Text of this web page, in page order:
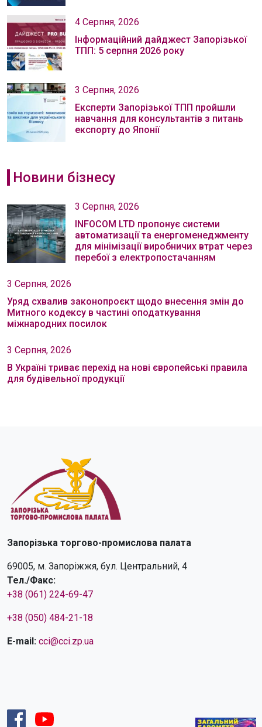
4 Серпня, 2026
Інформаційний дайджест Запорізької
ТПП: 5 серпня 2026 року
3 Серпня, 2026
Експерти Запорізької ТПП пройшли
навчання для консультантів з питань
експорту до Японії
Новини бізнесу
3 Серпня, 2026
INFOCOM LTD пропонує системи
автоматизації та енергоменеджменту
для мінімізації виробничих втрат через
перебої з електропостачанням
3 Серпня, 2026
Уряд схвалив законопроєкт щодо внесення змін до
Митного кодексу в частині оподаткування
міжнародних посилок
3 Серпня, 2026
В Україні триває перехід на нові європейські правила
для будівельної продукції
Запорізька торгово-промислова палата
69005, м. Запоріжжя, бул. Центральний, 4
Тел./Факс:
+38 (061) 224-69-47
+38 (050) 484-21-18
E-mail: cci@cci.zp.ua